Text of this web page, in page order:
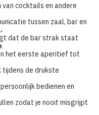
van cocktails en andere
tussen zaal, bar en
dat de bar strak staat
.
het eerste aperitief tot
tijdens de drukste
persoonlijk bedienen en
zodat je nooit misgrijpt